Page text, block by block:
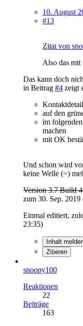
10. August
#13
Zitat von
Also das mit
Das kann doch
in Beitrag #4 zeigt
auf den
im
machen
mit OK
Und schon wird
keine Welle (~)
Version 3.7 Build
zum 30. Sep. 2019
Einmal editiert,
23:35)
Inhalt
Zitieren
snoopy100
Reaktionen
22
Beiträge
163